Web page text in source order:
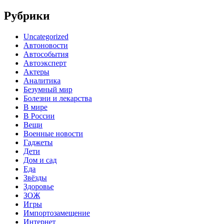
Рубрики
Uncategorized
Автоновости
Автособытия
Автоэксперт
Актеры
Аналитика
Безумный мир
Болезни и лекарства
В мире
В России
Вещи
Военные новости
Гаджеты
Дети
Дом и сад
Еда
Звёзды
Здоровье
ЗОЖ
Игры
Импортозамещение
Интернет